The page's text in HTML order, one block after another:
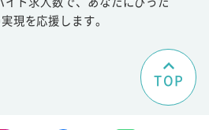
現を応援します。
TOP